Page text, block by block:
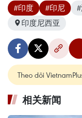
#印度 #印尼
印度尼西亚
Theo dõi
相关新闻